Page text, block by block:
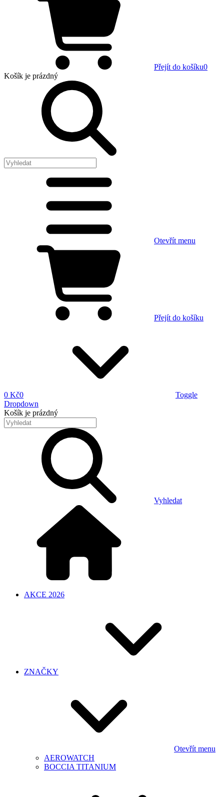
Přejít do košíku0
Košík je prázdný
Otevřít menu
Přejít do košíku
0 Kč0
Toggle
Dropdown
Košík je prázdný
Vyhledat
AKCE 2026
ZNAČKY
Otevřít menu
AEROWATCH
BOCCIA TITANIUM